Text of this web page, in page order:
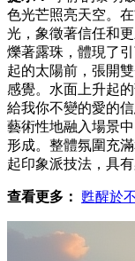
色光芒照亮天空。
光，象徵著信任和
爍著露珠，體現了
起的太陽前，張開
感覺。水面上升起
給我你不變的愛的
藝術性地融入場景
形成。整體氛圍充
起印象派技法，具
查看更多： 甦醒於